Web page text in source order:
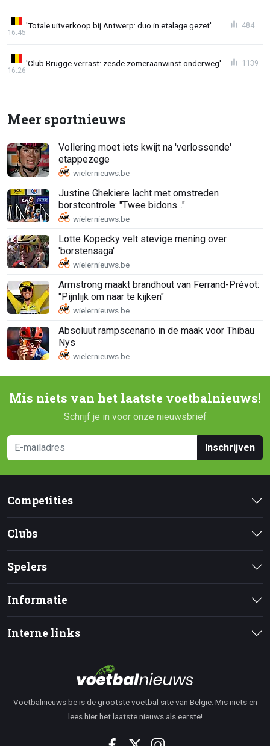
'Totale uitverkoop bij Antwerp: duo in etalage gezet'
16:45
484
'Club Brugge verrast: zesde zomeraanwinst onderweg'
16:26
1139
Meer sportnieuws
Vollering moet iets kwijt na 'verlossende'
etappezege
Justine Ghekiere lacht met omstreden
borstcontrole: "Twee bidons..."
Lotte Kopecky velt stevige mening over
'borstensaga'
Armstrong maakt brandhout van Ferrand-Prévot:
"Pijnlijk om naar te kijken"
Absoluut rampscenario in de maak voor Thibau
Nys
Mis niets van het laatste voetbalnieuws!
Schrijf je in voor onze nieuwsbrief
Inschrijven
Competities
Clubs
Spelers
Informatie
Interne links
Voetbalnieuws.be is de grootste voetbal site van Belgie. Mis niets en
lees hier het laatste nieuws als eerste!